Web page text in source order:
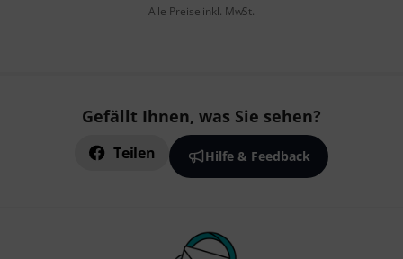
Alle Preise inkl. MwSt.
Gefällt Ihnen, was Sie sehen?
Teilen Hilfe & Feedback